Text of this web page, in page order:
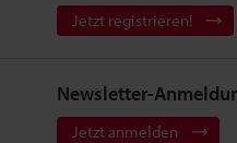
Jetzt registrieren!
Newsletter-
Jetzt anmelden